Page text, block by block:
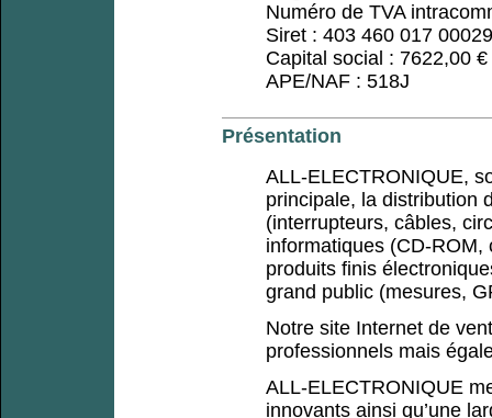
Numéro de TVA
Siret : 403 460 017 00029
Capital social : 7622,00 €
APE/NAF : 518J
Présentation
ALL-ELECTRONIQUE,
principale, la distribution
(interrupteurs, câbles,
informatiques (CD-
produits finis
grand public (mesures,
Notre site Internet de
professionnels mais
ALL-ELECTRONIQUE
innovants ainsi qu’une